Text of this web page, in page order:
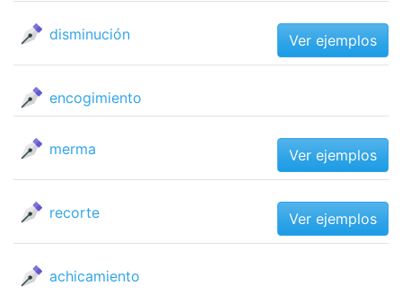
disminución Ver ejemplos
encogimiento
merma Ver ejemplos
recorte Ver ejemplos
achicamiento